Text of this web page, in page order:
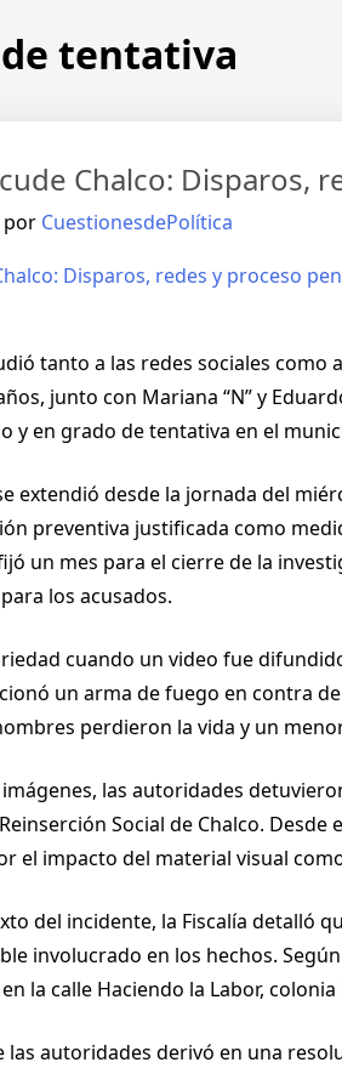
tentativa
Chalco: Disparos,
por CuestionesdePolítica
tanto a las redes sociales
junto con Mariana “N” y
y en grado de tentativa en el
extendió desde la jornada del
preventiva justificada como
un mes para el cierre de la
los acusados.
cuando un video fue
un arma de fuego en contra
perdieron la vida y un
las autoridades
Social de Chalco.
el impacto del material visual
del incidente, la Fiscalía detalló
involucrado en los hechos.
la calle Haciendo la Labor,
las autoridades derivó en una